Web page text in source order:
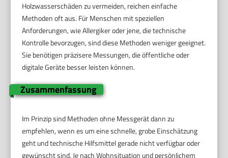
Holzwasserschäden zu vermeiden, reichen einfache
Methoden oft aus. Für Menschen mit speziellen
Anforderungen, wie Allergiker oder jene, die technische
Kontrolle bevorzugen, sind diese Methoden weniger geeignet.
Sie benötigen präzisere Messungen, die öffentliche oder
digitale Geräte besser leisten können.
Zusammenfassung
Im Prinzip sind Methoden ohne Messgerät dann zu
empfehlen, wenn es um eine schnelle, grobe Einschätzung
geht und technische Hilfsmittel gerade nicht verfügbar oder
gewünscht sind. Je nach Wohnsituation und persönlichem